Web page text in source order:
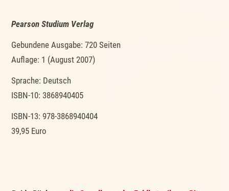
Pearson Studium Verlag
Gebundene Ausgabe: 720 Seiten
Auflage: 1 (August 2007)
Sprache: Deutsch
ISBN-10: 3868940405
ISBN-13: 978-3868940404
39,95 Euro